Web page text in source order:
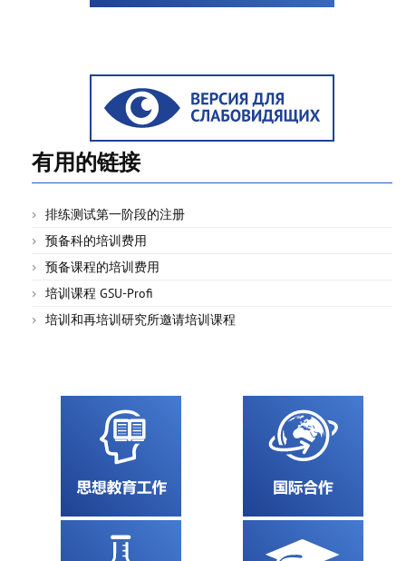
有用的链接
排练测试第一阶段的注册
预备科的培训费用
预备课程的培训费用
培训课程 GSU-Profi
培训和再培训研究所邀请培训课程